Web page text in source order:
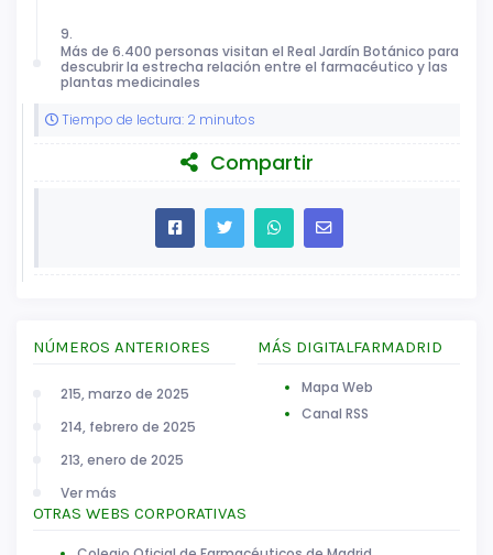
9.
Más de 6.400 personas visitan el Real Jardín Botánico para
descubrir la estrecha relación entre el farmacéutico y las
plantas medicinales
Tiempo de lectura: 2 minutos
Compartir
NÚMEROS ANTERIORES
215, marzo de 2025
214, febrero de 2025
213, enero de 2025
Ver más
MÁS DIGITALFARMADRID
Mapa Web
Canal RSS
OTRAS WEBS CORPORATIVAS